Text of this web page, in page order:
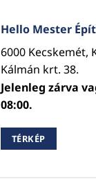
Hello Mester
6000 Kecskemét,
Kálmán krt. 38.
Jelenleg zárva
08:00.
TÉRKÉP